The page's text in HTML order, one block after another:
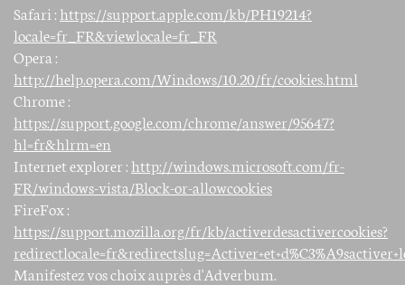
Safari : https://support.apple.com/kb/PH19214?
locale=fr_FR&viewlocale=fr_FR
Opera :
http://help.opera.com/Windows/10.20/fr/cookies.html
Chrome :
https://support.google.com/chrome/answer/95647?
hl=fr&hlrm=en
Internet explorer : http://windows.microsoft.com/fr-
FR/windows-vista/Block-or-allowcookies
FireFox :
https://support.mozilla.org/fr/kb/activerdesactivercookies?
Manifestez vos choix auprès d'Adverbum.